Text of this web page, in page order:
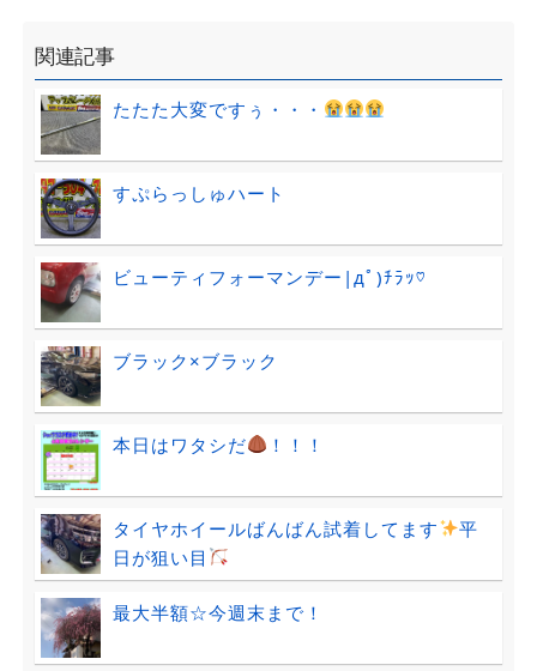
関連記事
たたた大変ですぅ・・・
すぷらっしゅハート
ビューティフォーマンデー|дﾟ)ﾁﾗｯ♡
ブラック×ブラック
本日はワタシだ ！！！
タイヤホイールばんばん試着してます
平
日が狙い目
最大半額☆今週末まで！